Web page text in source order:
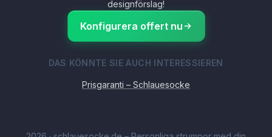
designförslag!
Konfigurera offert nu
DAS KÖNNTE SIE AUCH INTERESSIEREN
Prisgaranti – Schlauesocke